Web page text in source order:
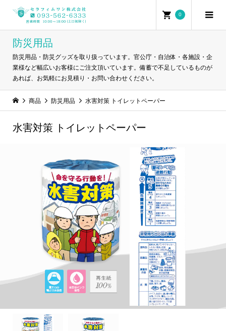
0
防災用品
防災用品・防災グッズを取り扱っています。官公庁・自治体・各施設・企
業様など幅広いお客様にご注文頂いています。備蓄で不足しているものが
あれば、お気軽にお見積り・お問い合わせください。
商品 防災用品 水害対策 トイレットペーパー
水害対策 トイレットペーパー